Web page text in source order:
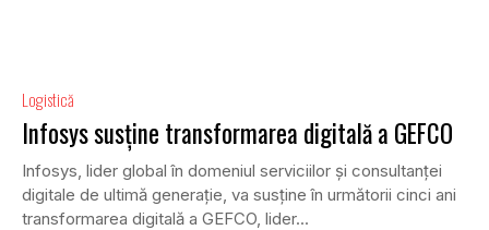
Logistică
Infosys susține transformarea digitală a GEFCO
Infosys, lider global în domeniul serviciilor și consultanței
digitale de ultimă generație, va susține în următorii cinci ani
transformarea digitală a GEFCO, lider...